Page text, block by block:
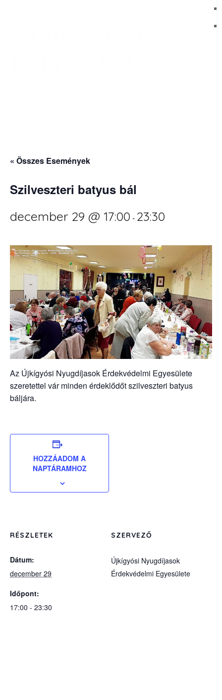
« Összes Események
Szilveszteri batyus bál
december 29 @ 17:00 - 23:30
Az Újkígyósi Nyugdíjasok Érdekvédelmi Egyesülete
szeretettel vár minden érdeklődőt szilveszteri batyus
báljára.
HOZZÁADOM A
NAPTÁRAMHOZ
RÉSZLETEK
Dátum:
december 29
Időpont:
17:00 - 23:30
SZERVEZŐ
Újkígyósi Nyugdíjasok
Érdekvédelmi Egyesülete